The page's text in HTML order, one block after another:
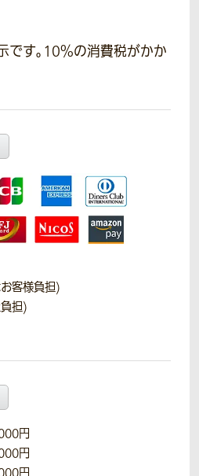
です。10％の消費税がかか
客様負担)
担)
円
円